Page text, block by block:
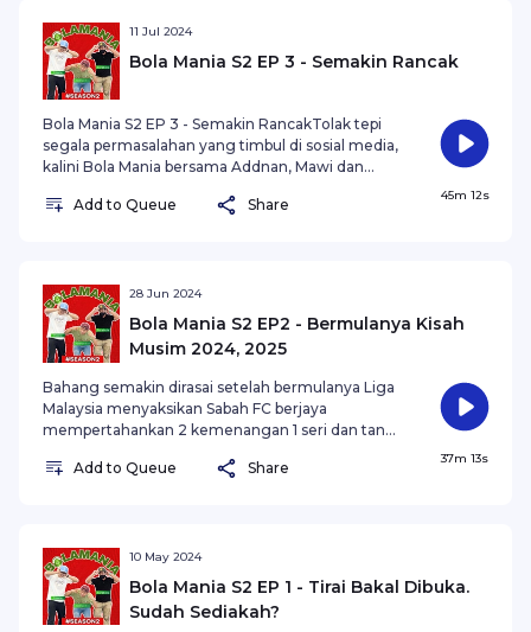
sukar mendapat konsistensi dan sedikit cerita
tentang KPG yang meninggalkan Harimau
Malaya di saat "Prime Time"
11 Jul 2024
Bola Mania S2 EP 3 - Semakin Rancak
Bola Mania S2 EP 3 - Semakin RancakTolak tepi
segala permasalahan yang timbul di sosial media,
kalini Bola Mania bersama Addnan, Mawi dan
Sabah FC dari dulu lagi Ucupkun menggantikan
yang dianggap sebagai "LUCK" untuk Sabah FC
setelah kehadiran beliau di musim lepas.
Kehadiran penonton yang semakin merudum di
Stadium Likas, d
Add to Queue Share
45m 12s
28 Jun 2024
Bola Mania S2 EP2 - Bermulanya Kisah
Musim 2024, 2025
Bahang semakin dirasai setelah bermulanya Liga
Malaysia menyaksikan Sabah FC berjaya
mempertahankan 2 kemenangan 1 seri dan tanpa
membincangkan bagaimana pengurusan sesuatu
membantu kelab dalam saingan Liga Malaysia .
Dengarkan pandangan dari Addnan sebagai
anchor, Torabola mewakili football vlogger dan
Mawi memberi sudut p
Add to Queue Share
37m 13s
10 May 2024
Bola Mania S2 EP 1 - Tirai Bakal Dibuka.
Sudah Sediakah?